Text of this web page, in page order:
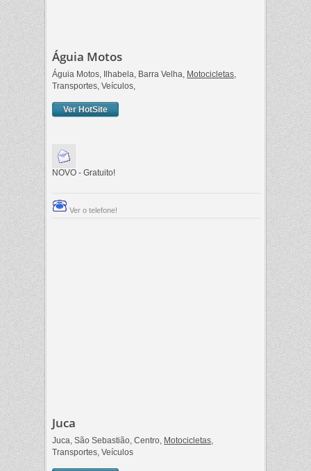
Águia Motos
Águia Motos, Ilhabela, Barra Velha, Motocicletas,
Transportes, Veículos,
Ver HotSite
NOVO - Gratuito!
Ver o telefone!
Juca
Juca, São Sebastião, Centro, Motocicletas,
Transportes, Veículos